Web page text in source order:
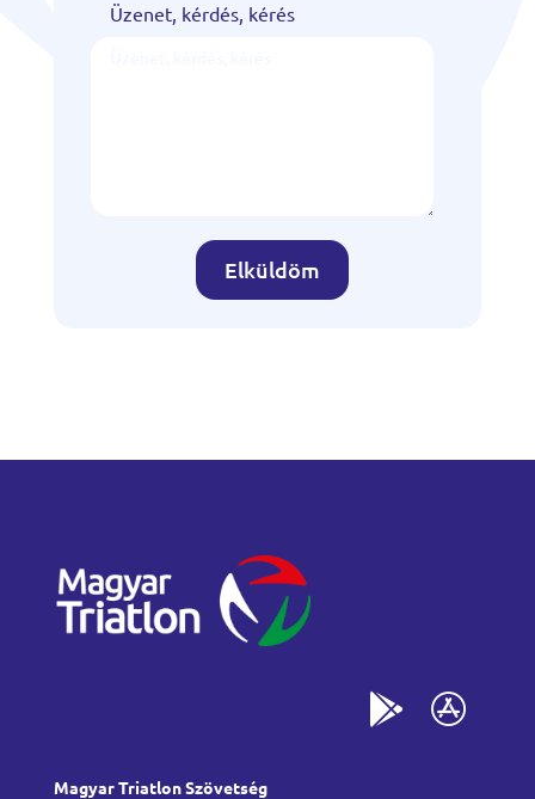
Üzenet, kérdés, kérés
Elküldöm
Magyar Triatlon Szövetség